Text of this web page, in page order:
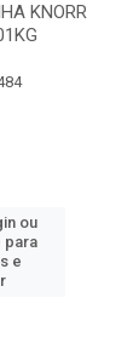
KNORR
ou
para
e